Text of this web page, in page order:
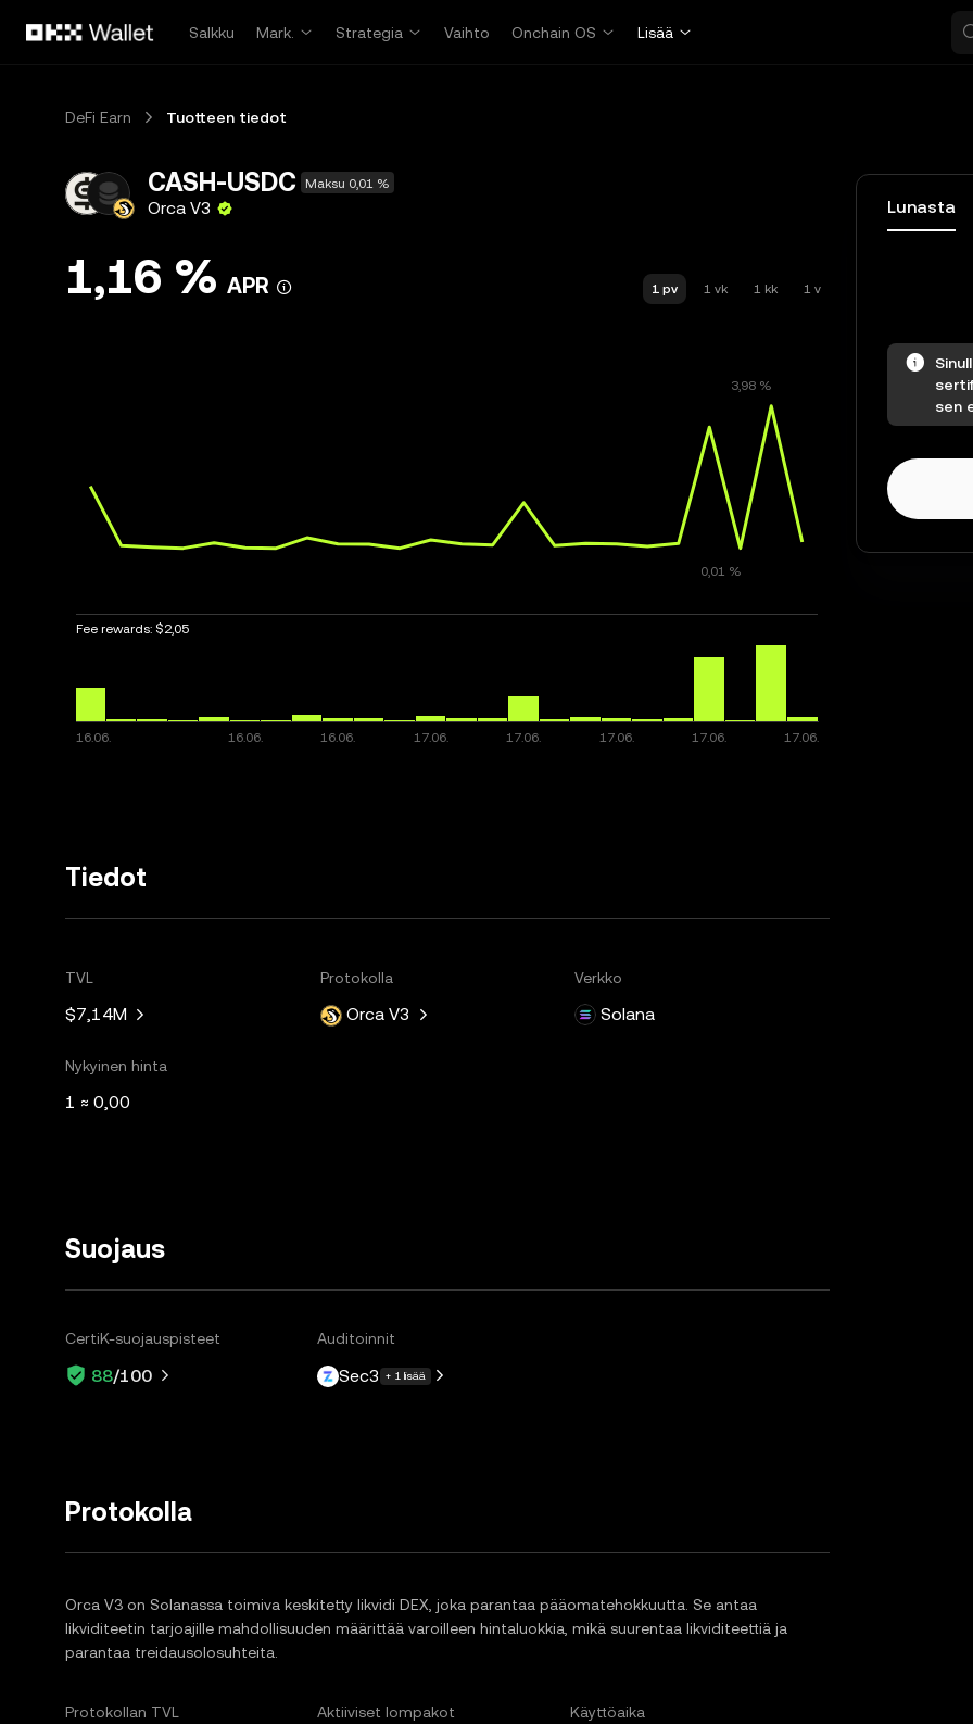
Salkku
Mark. Strategia Vaihto Onchain OS Lisää
DeFi Earn Tuotteen tiedot
CASH-USDC Maksu 0,01 %
Orca V3
1,16 % APR 1 pv 1 vk 1 kk 1 v
Fee rewards: $2,05
Tiedot
TVL
$7,14M
Protokolla
Orca V3
Verkko
Solana
Nykyinen hinta
1 ≈ 0,00
Suojaus
CertiK-suojauspisteet
88/100
Auditoinnit
Sec3 + 1 lisää
Protokolla
Orca V3 on Solanassa toimiva keskitetty likvidi DEX, joka parantaa pääomatehokkuutta. Se antaa
likviditeetin tarjoajille mahdollisuuden määrittää varoilleen hintaluokkia, mikä suurentaa likviditeettiä ja
parantaa treidausolosuhteita.
Protokollan TVL Aktiiviset lompakot Käyttöaika
Lunasta
sen